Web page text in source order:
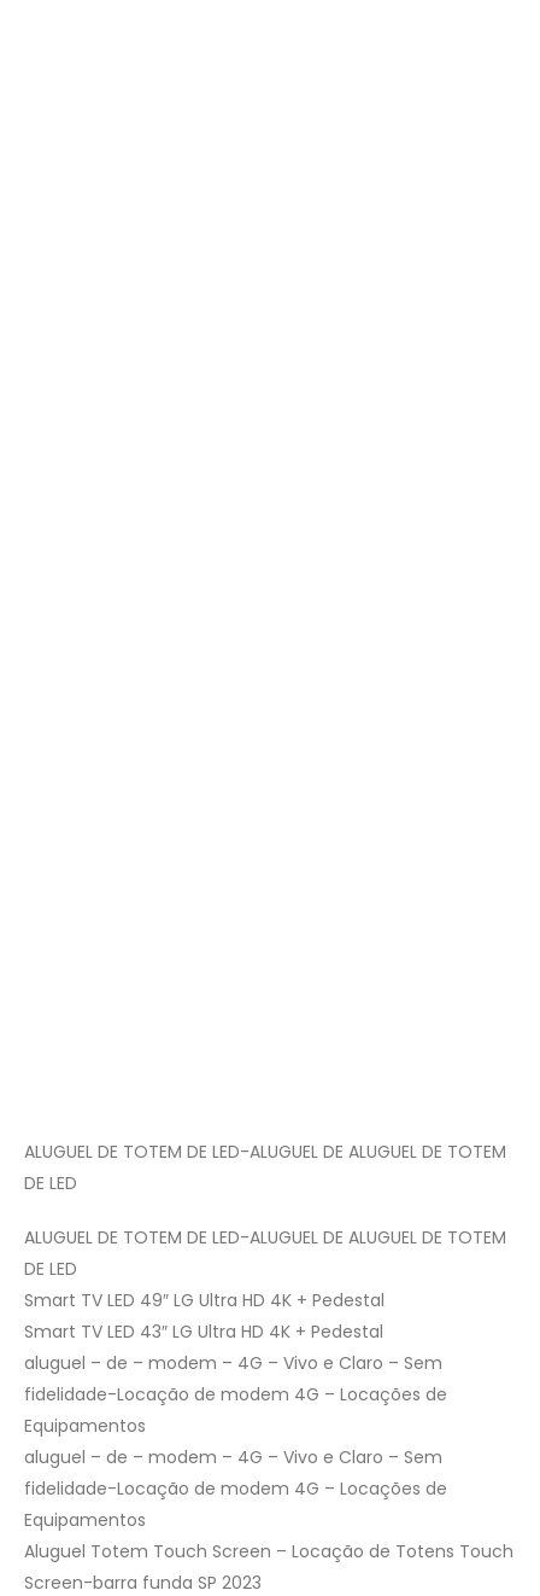
ALUGUEL DE TOTEM DE LED-ALUGUEL DE ALUGUEL DE TOTEM
DE LED
ALUGUEL DE TOTEM DE LED-ALUGUEL DE ALUGUEL DE TOTEM
DE LED
Smart TV LED 49″ LG Ultra HD 4K + Pedestal
Smart TV LED 43″ LG Ultra HD 4K + Pedestal
aluguel – de – modem – 4G – Vivo e Claro – Sem
fidelidade-Locação de modem 4G – Locações de
Equipamentos
aluguel – de – modem – 4G – Vivo e Claro – Sem
fidelidade-Locação de modem 4G – Locações de
Equipamentos
Aluguel Totem Touch Screen – Locação de Totens Touch
Screen-barra funda SP 2023